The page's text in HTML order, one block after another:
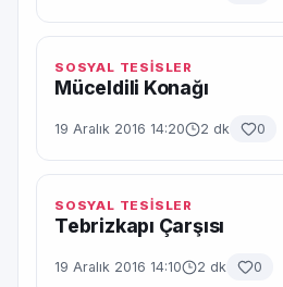
SOSYAL TESİSLER
Müceldili Konağı
19 Aralık 2016 14:20 2 dk 0
SOSYAL TESİSLER
Tebrizkapı Çarşısı
19 Aralık 2016 14:10 2 dk 0